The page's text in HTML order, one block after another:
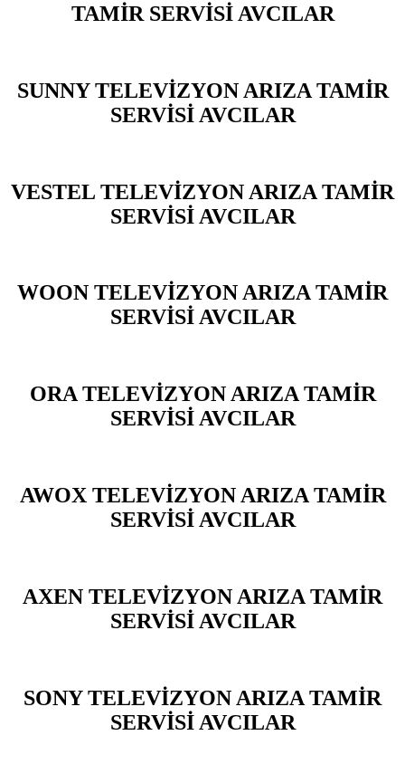
TAMİR SERVİSİ AVCILAR
SUNNY TELEVİZYON ARIZA TAMİR
SERVİSİ AVCILAR
VESTEL TELEVİZYON ARIZA TAMİR
SERVİSİ AVCILAR
WOON TELEVİZYON ARIZA TAMİR
SERVİSİ AVCILAR
ORA TELEVİZYON ARIZA TAMİR
SERVİSİ AVCILAR
AWOX TELEVİZYON ARIZA TAMİR
SERVİSİ AVCILAR
AXEN TELEVİZYON ARIZA TAMİR
SERVİSİ AVCILAR
SONY TELEVİZYON ARIZA TAMİR
SERVİSİ AVCILAR